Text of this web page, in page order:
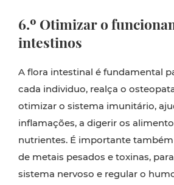
6.º Otimizar o
intestinos
A flora intestinal é fundamental
cada individuo, realça o
otimizar o sistema imunitário,
inflamações, a digerir os
nutrientes. É importante
de metais pesados e toxinas,
sistema nervoso e regular o